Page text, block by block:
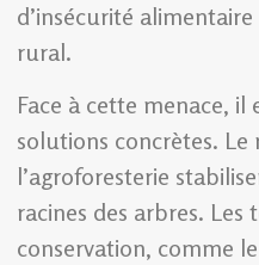
d’insécurité
rural.
Face à cette menace,
solutions concrètes.
l’agroforesterie
racines des arbres. Les
conservation, comme